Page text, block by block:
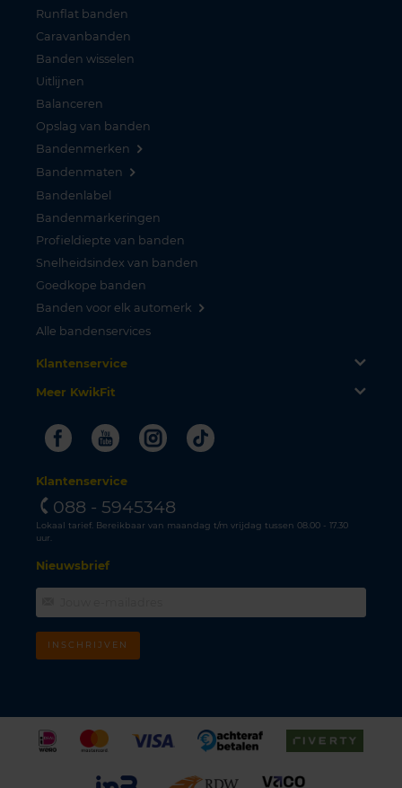
Runflat banden
Caravanbanden
Banden wisselen
Uitlijnen
Balanceren
Opslag van banden
Bandenmerken
Bandenmaten
Bandenlabel
Bandenmarkeringen
Profieldiepte van banden
Snelheidsindex van banden
Goedkope banden
Banden voor elk automerk
Alle bandenservices
Klantenservice
Meer KwikFit
FacebookYoutubeInstagram
Tiktok
Klantenservice
088 - 5945348
Lokaal tarief. Bereikbaar van maandag t/m vrijdag tussen 08.00 - 17.30
uur.
Nieuwsbrief
INSCHRIJVEN